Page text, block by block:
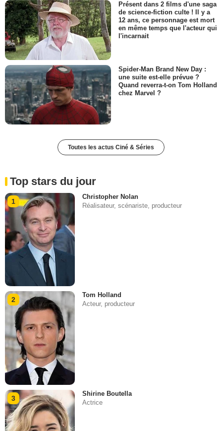
Présent dans 2 films d'une saga
de science-fiction culte ! Il y a
12 ans, ce personnage est mort
en même temps que l'acteur qui
l'incarnait
Spider-Man Brand New Day :
une suite est-elle prévue ?
Quand reverra-t-on Tom Holland
chez Marvel ?
Toutes les actus Ciné & Séries
Top stars du jour
1
Christopher Nolan
Réalisateur, scénariste, producteur
2
Tom Holland
Acteur, producteur
3
Shirine Boutella
Actrice